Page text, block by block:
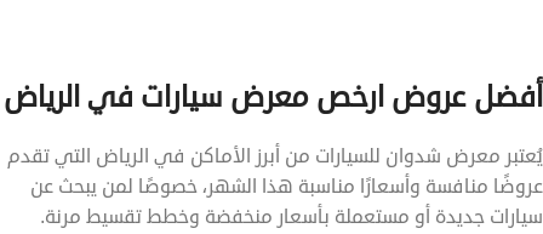
أفضل عروض ارخص معرض سيارات في الرياض
يُعتبر معرض شدوان للسيارات من أبرز الأماكن في الرياض التي تقدم
عروضًا منافسة وأسعارًا مناسبة هذا الشهر، خصوصًا لمن يبحث عن
سيارات جديدة أو مستعملة بأسعار منخفضة وخطط تقسيط مرنة.